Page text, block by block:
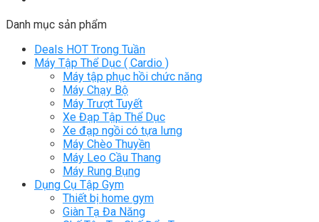
Danh mục sản phẩm
Deals HOT Trong Tuần
Máy Tập Thể Dục ( Cardio )
Máy tập phục hồi chức năng
Máy Chạy Bộ
Máy Trượt Tuyết
Xe Đạp Tập Thể Dục
Xe đạp ngồi có tựa lưng
Máy Chèo Thuyền
Máy Leo Cầu Thang
Máy Rung Bụng
Dụng Cụ Tập Gym
Thiết bị home gym
Giàn Tạ Đa Năng